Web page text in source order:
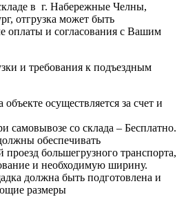
в г. Набережные Челны,
отгрузка может быть
оплаты и согласования с Вашим
и требования к подъездным
объекте осуществляется за счет и
самовывозе со склада – Бесплатно.
обеспечивать
проезд большегрузного транспорта,
и необходимую ширину.
должна быть подготовлена и
размеры